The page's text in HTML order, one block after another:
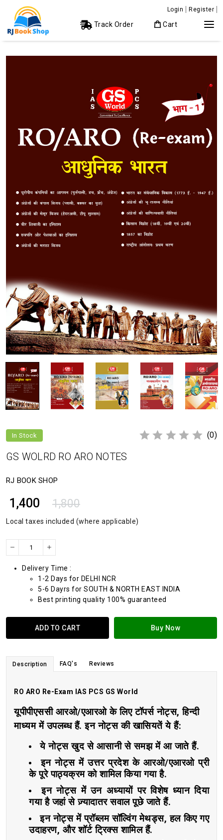
Login Register
Track Order Cart
In Stock (0)
GS WOLRD RO ARO NOTES
RJ BOOK SHOP
₹ 1,400 1,800
Local taxes included (where applicable)
Delivery Time :
1-2 Days for DELHI NCR
5-6 Dayrs for SOUTH & NORTH EAST INDIA
Best printing quality 100% guaranteed
ADD TO CART Buy Now
Description FAQ's Reviews
RO ARO Re-Exam IAS PCS GS World
यूपीपीएससी आरओ/एआरओ के लिए टॉपर्स नोट्स,हिन्दी
माध्यम में उपलब्ध हैं.इन नोट्स की खासियतें ये हैं:
ये नोट्स खुद से आसानी से समझ में आ जाते हैं.
इन नोट्स में उत्तर प्रदेश के आरओ/एआरओ प्री
के पूरे पाठ्यक्रम को शामिल किया गया है.
इन नोट्स में उन अध्यायों पर विशेष ध्यान दिया
गया है जहां से ज़्यादातर सवाल पूछे जाते हैं.
इन नोट्स में प्रॉब्लम सॉल्विंग मेथड्स,हल किए गए
उदाहरण, और शॉर्ट ट्रिक्स शामिल हैं.